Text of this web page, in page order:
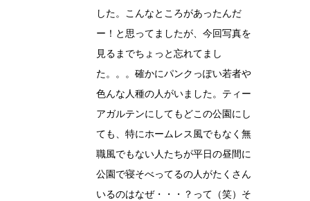
した。こんなところがあったんだ
ー！と思ってましたが、今回写真を
見るまでちょっと忘れてまし
た。。。確かにパンクっぽい若者や
色んな人種の人がいました。ティー
アガルテンにしてもどこの公園にし
ても、特にホームレス風でもなく無
職風でもない人たちが平日の昼間に
公園で寝そべってるの人がたくさん
いるのはなぜ・・・？って（笑）そ